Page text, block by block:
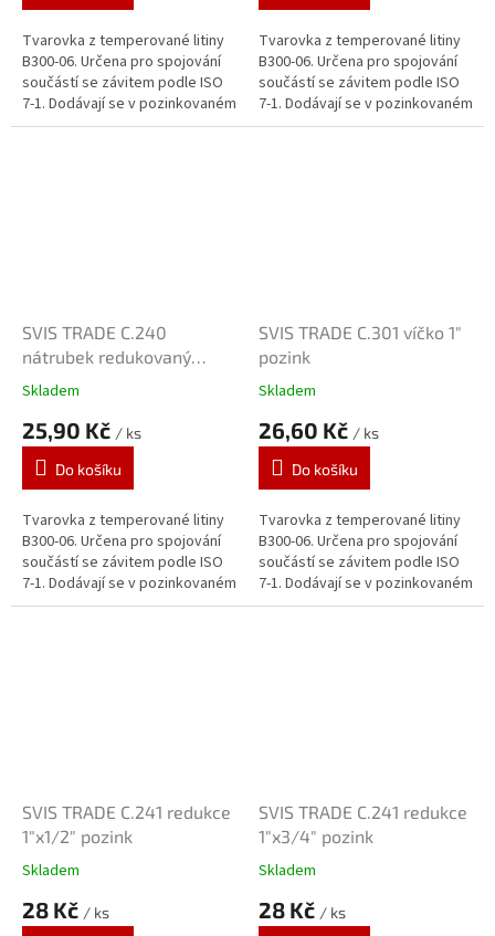
Tvarovka z temperované litiny
B300-06. Určena pro spojování
součástí se závitem podle ISO
7-1. Dodávají se v pozinkovaném
provedení. Zinkový povlak o
Tvarovka z temperované litiny
B300-06. Určena pro spojování
součástí se závitem podle ISO
7-1. Dodávají se v pozinkovaném
provedení. Zinkový povlak o
SVIS TRADE C.240
nátrubek redukovaný
3/4"x1/2" pozink
Skladem
25,90 Kč / ks
Do košíku
Tvarovka z temperované litiny
B300-06. Určena pro spojování
součástí se závitem podle ISO
7-1. Dodávají se v pozinkovaném
provedení. Zinkový povlak o
SVIS TRADE C.301 víčko 1"
pozink
Skladem
26,60 Kč / ks
Do košíku
Tvarovka z temperované litiny
B300-06. Určena pro spojování
součástí se závitem podle ISO
7-1. Dodávají se v pozinkovaném
provedení. Zinkový povlak o
SVIS TRADE C.241 redukce
1"x1/2" pozink
Skladem
28 Kč / ks
SVIS TRADE C.241 redukce
1"x3/4" pozink
Skladem
28 Kč / ks